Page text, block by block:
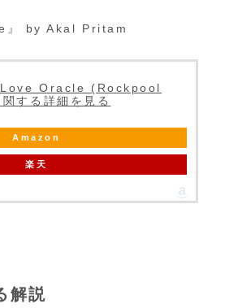
』 by Akal Pritam
Oracle (Rockpool
する詳細を見る
Amazon
楽天
解説